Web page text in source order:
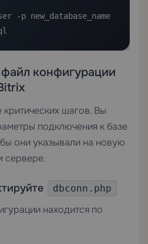
-p new_database_name
конфигурации
шагов. Вы
подключения к базе
они указывали на новую
сервере.
dbconn.php
находится по